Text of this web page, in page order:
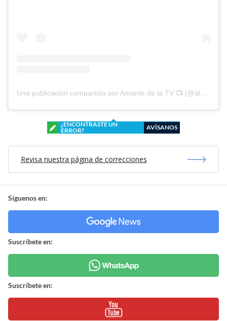
Una publicación compartida por Amante de la TV 📺 (@alguien_te_observa)
¿ENCONTRASTE UN
ERROR?
AVÍSANOS
Revisa nuestra página de correcciones
Síguenos en:
Suscríbete en:
Suscríbete en: